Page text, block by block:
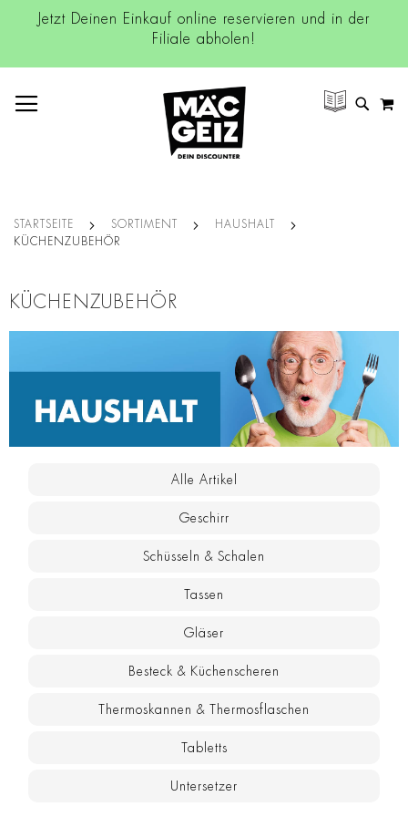
Jetzt Deinen Einkauf online reservieren und in der
Filiale abholen!
SUCHE
STARTSEITE SORTIMENT
HAUSHALT
KÜCHENZUBEHÖR
KÜCHENZUBEHÖR
Alle Artikel
Geschirr
Schüsseln & Schalen
Tassen
Gläser
Besteck & Küchenscheren
Thermoskannen & Thermosflaschen
Tabletts
Untersetzer